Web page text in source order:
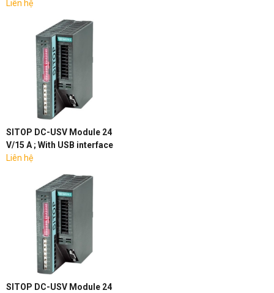
Liên hệ
SITOP DC-USV Module 24
V/15 A ; With USB interface
Liên hệ
SITOP DC-USV Module 24